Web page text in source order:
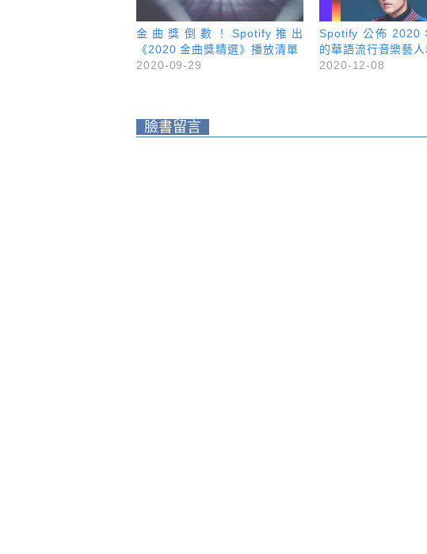
金曲獎倒數！Spotify推出
《2020 金曲獎精選》播放清單
2020-09-29
Spotify 公佈 2020
的華語流行音樂藝
2020-12-08
臉書留言